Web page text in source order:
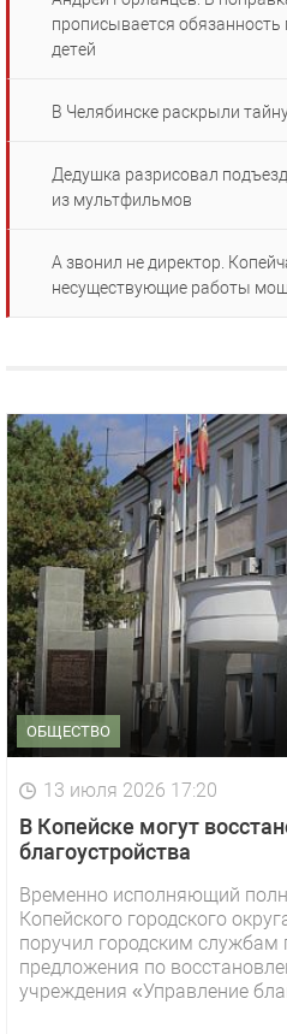
прописывается
детей
В Челябинске раскрыли
Дедушка разрисовал
из мультфильмов
А звонил не директор.
несуществующие работы
ОБЩЕСТВО
13 июля 2026 17:20
В Копейске могут
благоустройства
Временно исполняющий
Копейского городского
поручил городским службам
предложения по
учреждения «Управление